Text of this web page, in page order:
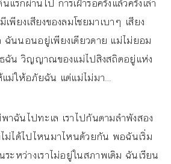
กผ่านไป การเฝ้ารอครั้งแล้วครั้งเล่า
พียงเสียงของลมโชยมาเบาๆ เสียง
นนอนอยู่เพียงเดียวดาย แม่ไม่ยอม
ฉัน วิญญาณของแม่ไปสิงสถิตอยู่แห่ง
ม่ให้อภัยฉัน แต่แม่ไม่มา…
ฉันไปทะเล เราไปกันตามลำพังสอง
ม่ได้ไปไหนมาไหนด้วยกัน พอฉันเริ่ม
ะหว่างเราไม่อยู่ในสภาพเดิม ฉันเรียน